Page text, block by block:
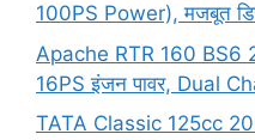
100PS Power), मजबूत
Apache RTR 160 BS6
16PS इंजन पावर, Dual
TATA Classic 125cc